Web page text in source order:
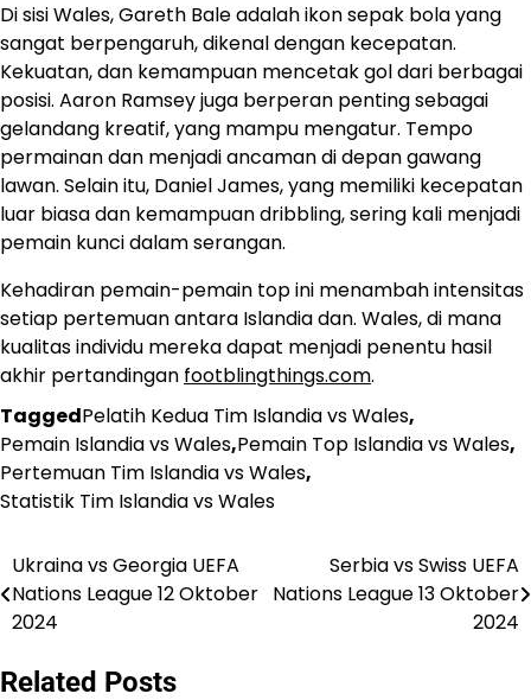
Di sisi Wales, Gareth Bale adalah ikon sepak bola yang
sangat berpengaruh, dikenal dengan kecepatan.
Kekuatan, dan kemampuan mencetak gol dari berbagai
posisi. Aaron Ramsey juga berperan penting sebagai
gelandang kreatif, yang mampu mengatur. Tempo
permainan dan menjadi ancaman di depan gawang
lawan. Selain itu, Daniel James, yang memiliki kecepatan
luar biasa dan kemampuan dribbling, sering kali menjadi
pemain kunci dalam serangan.
Kehadiran pemain-pemain top ini menambah intensitas
setiap pertemuan antara Islandia dan. Wales, di mana
kualitas individu mereka dapat menjadi penentu hasil
akhir pertandingan footblingthings.com.
TaggedPelatih Kedua Tim Islandia vs Wales,
Pemain Islandia vs Wales,Pemain Top Islandia vs Wales,
Pertemuan Tim Islandia vs Wales,
Statistik Tim Islandia vs Wales
Post
navigation
Ukraina vs Georgia UEFA
Nations League 12 Oktober
2024
Serbia vs Swiss UEFA
Nations League 13 Oktober
2024
Related Posts